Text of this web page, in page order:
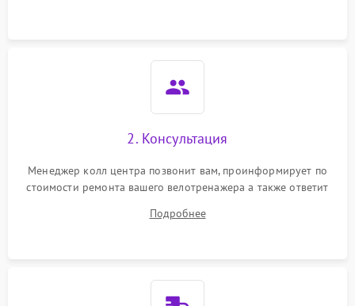
2. Консультация
Менеджер колл центра позвонит вам, проинформирует по
стоимости ремонта вашего велотренажера а также ответит
Подробнее